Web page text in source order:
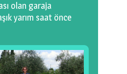
olan garaja
yarım saat önce